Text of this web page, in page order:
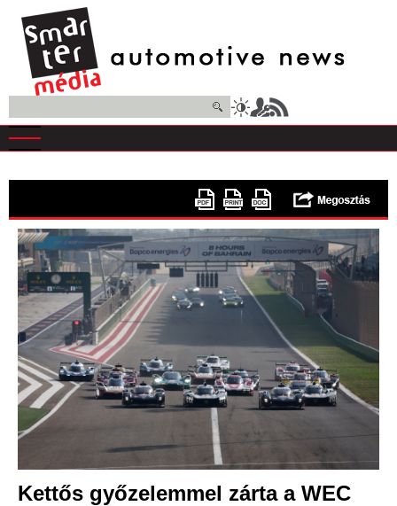
tartalomra
Kettős győzelemmel zárta a WEC